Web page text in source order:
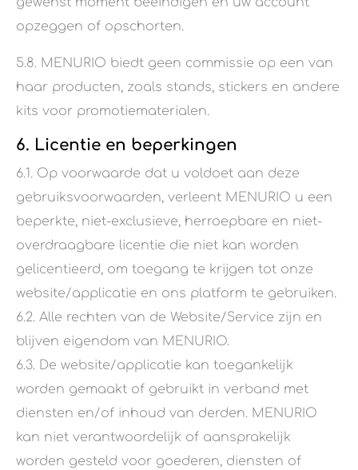
opzeggen of opschorten.
5.8. MENURIO biedt geen commissie op een van
haar producten, zoals stands, stickers en andere
kits voor promotiematerialen.
6. Licentie en beperkingen
6.1. Op voorwaarde dat u voldoet aan deze
gebruiksvoorwaarden, verleent MENURIO u een
beperkte, niet-exclusieve, herroepbare en niet-
overdraagbare licentie die niet kan worden
gelicentieerd, om toegang te krijgen tot onze
website/applicatie en ons platform te gebruiken.
6.2. Alle rechten van de Website/Service zijn en
blijven eigendom van MENURIO.
6.3. De website/applicatie kan toegankelijk
worden gemaakt of gebruikt in verband met
diensten en/of inhoud van derden. MENURIO
kan niet verantwoordelijk of aansprakelijk
worden gesteld voor goederen, diensten of